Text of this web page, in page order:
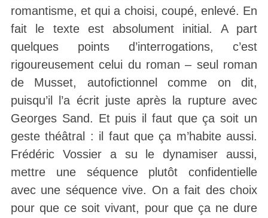
romantisme, et qui a choisi, coupé, enlevé. En
fait le texte est absolument initial. A part
quelques points d’interrogations, c’est
rigoureusement celui du roman – seul roman
de Musset, autofictionnel comme on dit,
puisqu’il l’a écrit juste après la rupture avec
Georges Sand. Et puis il faut que ça soit un
geste théâtral : il faut que ça m’habite aussi.
Frédéric Vossier a su le dynamiser aussi,
mettre une séquence plutôt confidentielle
avec une séquence vive. On a fait des choix
pour que ce soit vivant, pour que ça ne dure